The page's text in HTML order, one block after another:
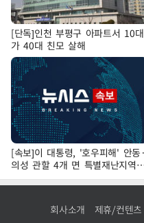
[단독]인천 부평구 아파트서 10대
가 40대 친모 살해
[속보]이 대통령, '호우피해' 안동·
의성 관할 4개 면 특별재난지역
선포
회사소개 제휴/컨텐